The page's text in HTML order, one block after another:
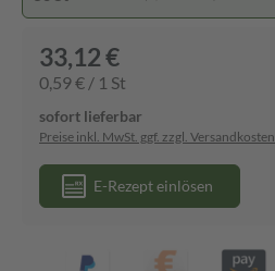
33,12 €
0,59 € / 1 St
sofort lieferbar
Preise inkl. MwSt. ggf. zzgl. Versandkosten
E-Rezept einlösen